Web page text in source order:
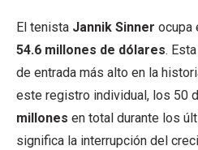
El tenista Jannik Sinner ocupa
54.6 millones de dólares.
de entrada más alto en la
este registro individual, los 50
millones en total durante los
significa la interrupción del